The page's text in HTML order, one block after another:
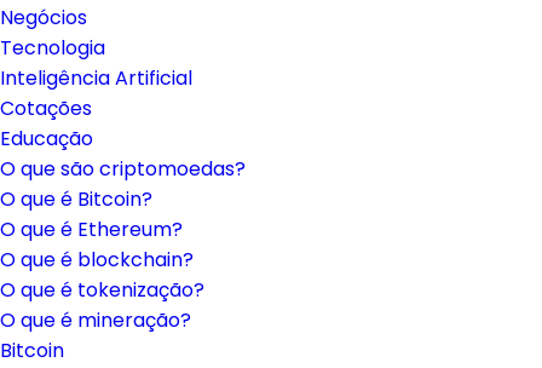
Negócios
Tecnologia
Inteligência Artificial
Cotações
Educação
O que são criptomoedas?
O que é Bitcoin?
O que é Ethereum?
O que é blockchain?
O que é tokenização?
O que é mineração?
Bitcoin